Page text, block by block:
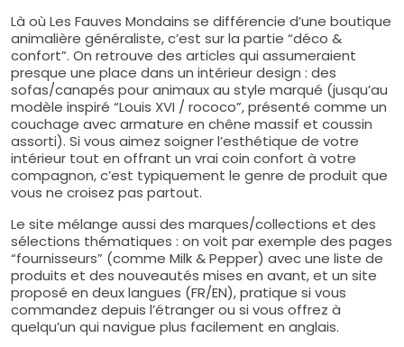
Là où Les Fauves Mondains se différencie d’une boutique
animalière généraliste, c’est sur la partie “déco &
confort”. On retrouve des articles qui assumeraient
presque une place dans un intérieur design : des
sofas/canapés pour animaux au style marqué (jusqu’au
modèle inspiré “Louis XVI / rococo”, présenté comme un
couchage avec armature en chêne massif et coussin
assorti). Si vous aimez soigner l’esthétique de votre
intérieur tout en offrant un vrai coin confort à votre
compagnon, c’est typiquement le genre de produit que
vous ne croisez pas partout.
Le site mélange aussi des marques/collections et des
sélections thématiques : on voit par exemple des pages
“fournisseurs” (comme Milk & Pepper) avec une liste de
produits et des nouveautés mises en avant, et un site
proposé en deux langues (FR/EN), pratique si vous
commandez depuis l’étranger ou si vous offrez à
quelqu’un qui navigue plus facilement en anglais.